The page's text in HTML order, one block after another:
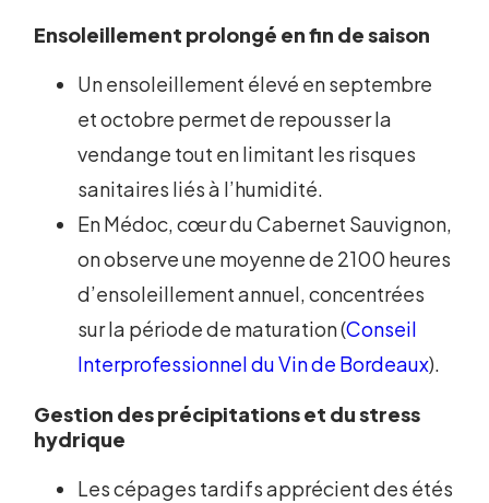
Ensoleillement prolongé en fin de saison
Un ensoleillement élevé en septembre
et octobre permet de repousser la
vendange tout en limitant les risques
sanitaires liés à l’humidité.
En Médoc, cœur du Cabernet Sauvignon,
on observe une moyenne de 2100 heures
d’ensoleillement annuel, concentrées
sur la période de maturation (Conseil
Interprofessionnel du Vin de Bordeaux).
Gestion des précipitations et du stress
hydrique
Les cépages tardifs apprécient des étés